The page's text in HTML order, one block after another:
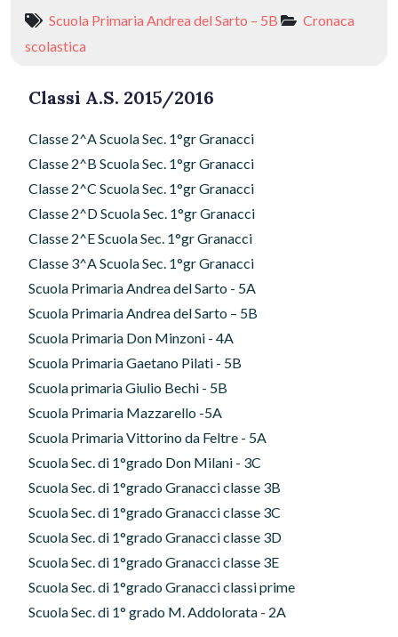
e
b
o
to
n
ai n
di
Scuola Primaria Andrea del Sarto – 5B
Cronaca
scolastica
Classi A.S. 2015/2016
Classe 2^A Scuola Sec. 1°gr Granacci
Classe 2^B Scuola Sec. 1°gr Granacci
Classe 2^C Scuola Sec. 1°gr Granacci
Classe 2^D Scuola Sec. 1°gr Granacci
Classe 2^E Scuola Sec. 1°gr Granacci
Classe 3^A Scuola Sec. 1°gr Granacci
Scuola Primaria Andrea del Sarto - 5A
Scuola Primaria Andrea del Sarto – 5B
Scuola Primaria Don Minzoni - 4A
Scuola Primaria Gaetano Pilati - 5B
Scuola primaria Giulio Bechi - 5B
Scuola Primaria Mazzarello -5A
Scuola Primaria Vittorino da Feltre - 5A
Scuola Sec. di 1°grado Don Milani - 3C
Scuola Sec. di 1°grado Granacci classe 3B
Scuola Sec. di 1°grado Granacci classe 3C
Scuola Sec. di 1°grado Granacci classe 3D
Scuola Sec. di 1°grado Granacci classe 3E
Scuola Sec. di 1°grado Granacci classi prime
Scuola Sec. di 1° grado M. Addolorata - 2A